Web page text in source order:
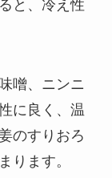
と、冷え性
噌、ニンニ
に良く、温
のすりおろ
ります。